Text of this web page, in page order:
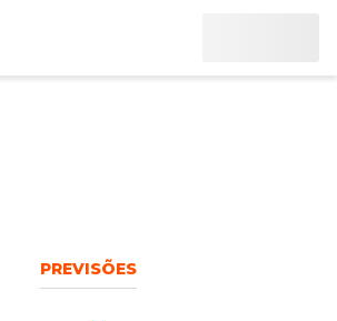
PREVISÕES